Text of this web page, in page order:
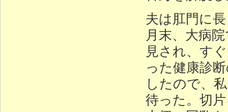
夫は肛門に
月末、大病
見され、す
った健康診
したので、
待った。切